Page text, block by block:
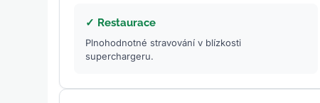
✓ Restaurace
Plnohodnotné stravování v blízkosti
superchargeru.